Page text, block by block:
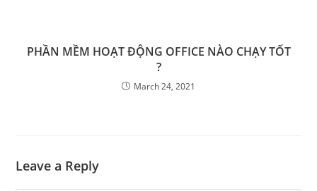
PHẦN MỀM HOẠT ĐỘNG OFFICE NÀO CHẠY TỐT
?
March 24, 2021
Leave a Reply